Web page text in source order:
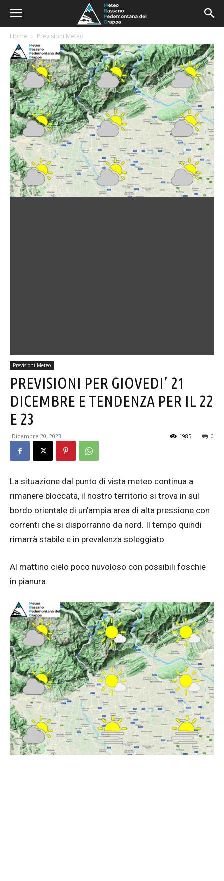
Home Previsioni Meteo
Previsioni Meteo
PREVISIONI PER GIOVEDI’ 21
DICEMBRE E TENDENZA PER IL 22
E 23
Dicembre 20, 2023 0
1985
La situazione dal punto di vista meteo continua a
rimanere bloccata, il nostro territorio si trova in sul
bordo orientale di un’ampia area di alta pressione con
correnti che si disporranno da nord. Il tempo quindi
rimarrà stabile e in prevalenza soleggiato.
Al mattino cielo poco nuvoloso con possibili foschie
in pianura.